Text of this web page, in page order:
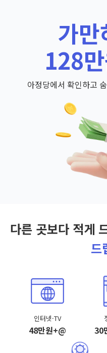
가만
128
아정당에서 확인하고
다른 곳보다 적게
드
인터넷·TV
48만원+@ 30